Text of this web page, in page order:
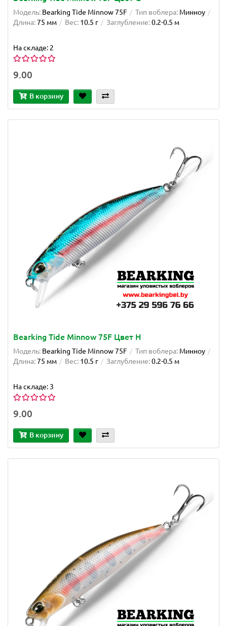
Модель: Bearking Tide Minnow 75F Тип воблера: Минноу
Длина:75 мм Вес: 10.5 г Заглубление:0.2-0.5 м
На складе: 2
9.00
В корзину
Bearking Tide Minnow 75F Цвет H
Модель: Bearking Tide Minnow 75F Тип воблера: Минноу
Длина:75 мм Вес: 10.5 г Заглубление:0.2-0.5 м
На складе: 3
9.00
В корзину